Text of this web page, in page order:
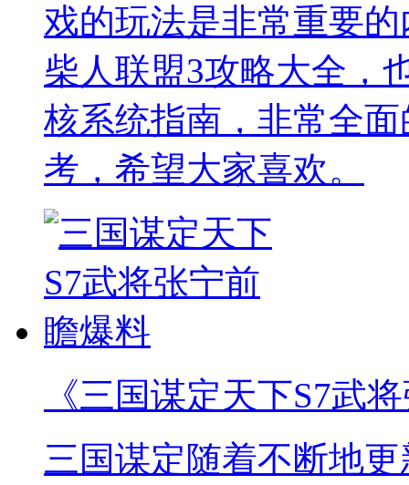
戏的玩法是非常重要
柴人联盟3攻略大全，
核系统指南，非常全
考，希望大家喜欢。
《三国谋定天下S7武
三国谋定随着不断地